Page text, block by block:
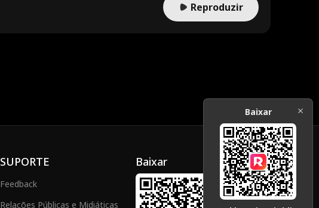
Reproduzir
SUPORTE
Feedback
Relações Públicas e Midiáticas
Baixar
Baixar